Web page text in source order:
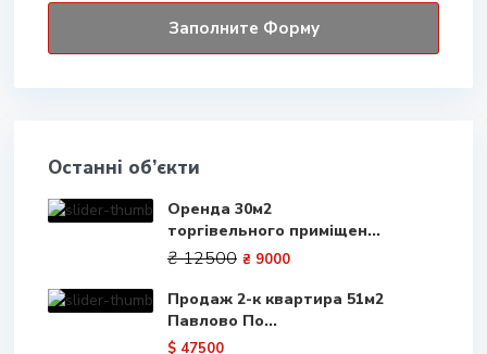
Останні об’єкти
Оренда 30м2
торгівельного приміщен...
₴ 12500 ₴ 9000
Продаж 2-к квартира 51м2
Павлово По...
$ 47500